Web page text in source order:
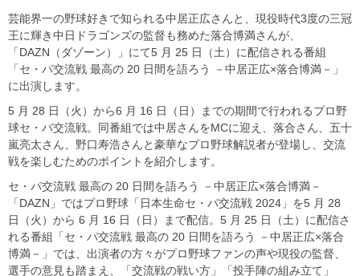
芸能界一の野球好きで知られる中居正広さんと、現役時代3度の三冠
王に輝き中日ドラゴンズの監督も務めた落合博満さんが、
「DAZN（ダゾーン）」にて5 月 25 日（土）に配信される番組
「セ・パ交流戦 最高の 20 日間を語ろう －中居正広×落合博満－」
に出演します。
5 月 28 日（火）から6 月 16 日（日）までの期間で行われるプロ野
球セ・パ交流戦。同番組では中居さんをMCに迎え、落合さん、五十
嵐亮太さん、野口寿浩さんと豪華なプロ野球解説者が登場し、交流
戦を楽しむためのポイントを紹介します。
セ・パ交流戦 最高の 20 日間を語ろう －中居正広×落合博満－
「DAZN」ではプロ野球「日本生命セ・パ交流戦 2024」を5 月 28
日（火）から 6 月 16 日（日）まで配信。5 月 25 日（土）に配信さ
れる番組「セ・パ交流戦 最高の 20 日間を語ろう －中居正広×落合
博満－」では、出演者の方々がプロ野球ファンの声や現役の監督、
選手の意見も踏まえ、「交流戦の戦い方」「投手陣の組み立て」